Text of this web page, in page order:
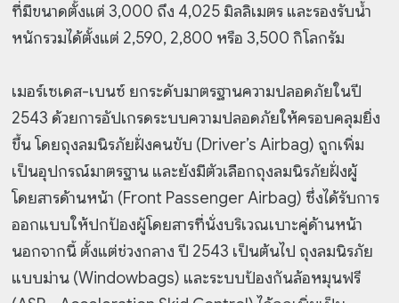
ที่มีขนาดตั้งแต่ 3,000 ถึง 4,025 มิลลิเมตร และรองรับน้ำ
หนักรวมได้ตั้งแต่ 2,590, 2,800 หรือ 3,500 กิโลกรัม
เมอร์เซเดส-เบนซ์ ยกระดับมาตรฐานความปลอดภัยในปี
2543 ด้วยการอัปเกรดระบบความปลอดภัยให้ครอบคลุมยิ่ง
ขึ้น โดยถุงลมนิรภัยฝั่งคนขับ (Driver’s Airbag) ถูกเพิ่ม
เป็นอุปกรณ์มาตรฐาน และยังมีตัวเลือกถุงลมนิรภัยฝั่งผู้
โดยสารด้านหน้า (Front Passenger Airbag) ซึ่งได้รับการ
ออกแบบให้ปกป้องผู้โดยสารที่นั่งบริเวณเบาะคู่ด้านหน้า
นอกจากนี้ ตั้งแต่ช่วงกลาง ปี 2543 เป็นต้นไป ถุงลมนิรภัย
แบบม่าน (Windowbags) และระบบป้องกันล้อหมุนฟรี